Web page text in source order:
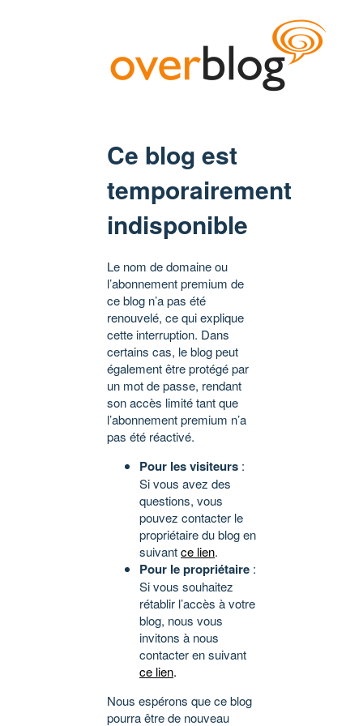
Ce blog est
temporairement
indisponible
Le nom de domaine ou
l’abonnement premium de
ce blog n’a pas été
renouvelé, ce qui explique
cette interruption. Dans
certains cas, le blog peut
également être protégé par
un mot de passe, rendant
son accès limité tant que
l’abonnement premium n’a
pas été réactivé.
Pour les visiteurs :
Si vous avez des
questions, vous
pouvez contacter le
propriétaire du blog en
suivantce lien.
Pour le propriétaire :
Si vous souhaitez
rétablir l’accès à votre
blog, nous vous
invitons à nous
contacter en suivant
ce lien.
Nous espérons que ce blog
pourra être de nouveau